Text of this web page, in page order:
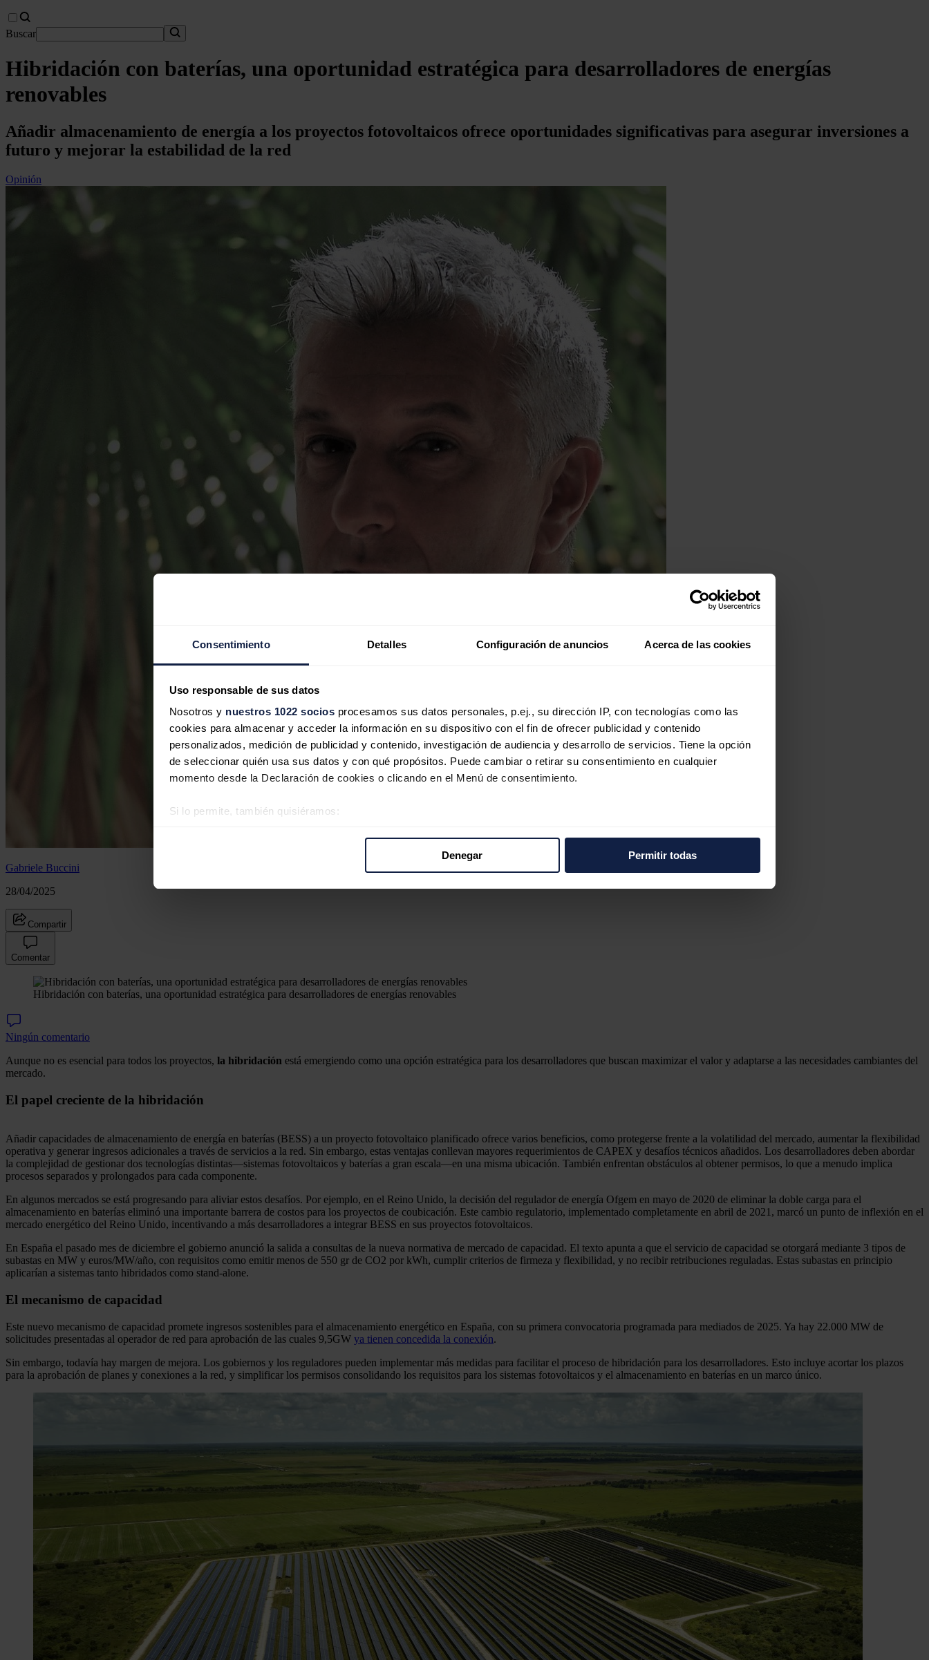
Consentimiento Detalles Configuración de anuncios Acerca de las cookies
Uso responsable de sus datos
Nosotros y nuestros 1022 socios procesamos sus datos personales, p.ej., su dirección IP, con tecnologías como las
cookies para almacenar y acceder la información en su dispositivo con el fin de ofrecer publicidad y contenido
personalizados, medición de publicidad y contenido, investigación de audiencia y desarrollo de servicios. Tiene la opción
de seleccionar quién usa sus datos y con qué propósitos. Puede cambiar o retirar su consentimiento en cualquier
momento desde la Declaración de cookies o clicando en el Menú de consentimiento.
Si lo permite, también quisiéramos:
Denegar Permitir todas
Buscar
Hibridación con baterías, una oportunidad estratégica para desarrolladores de energías
renovables
Añadir almacenamiento de energía a los proyectos fotovoltaicos ofrece oportunidades significativas para asegurar inversiones a
futuro y mejorar la estabilidad de la red
Opinión
Gabriele Buccini
28/04/2025
Compartir
Comentar
Hibridación con baterías, una oportunidad estratégica para desarrolladores de energías renovables
Ningún comentario
Aunque no es esencial para todos los proyectos, la hibridación está emergiendo como una opción estratégica para los desarrolladores que buscan maximizar el valor y adaptarse a las necesidades cambiantes del
mercado.
El papel creciente de la hibridación
Añadir capacidades de almacenamiento de energía en baterías (BESS) a un proyecto fotovoltaico planificado ofrece varios beneficios, como protegerse frente a la volatilidad del mercado, aumentar la flexibilidad
operativa y generar ingresos adicionales a través de servicios a la red. Sin embargo, estas ventajas conllevan mayores requerimientos de CAPEX y desafíos técnicos añadidos. Los desarrolladores deben abordar
la complejidad de gestionar dos tecnologías distintas—sistemas fotovoltaicos y baterías a gran escala—en una misma ubicación. También enfrentan obstáculos al obtener permisos, lo que a menudo implica
procesos separados y prolongados para cada componente.
En algunos mercados se está progresando para aliviar estos desafíos. Por ejemplo, en el Reino Unido, la decisión del regulador de energía Ofgem en mayo de 2020 de eliminar la doble carga para el
almacenamiento en baterías eliminó una importante barrera de costos para los proyectos de coubicación. Este cambio regulatorio, implementado completamente en abril de 2021, marcó un punto de inflexión en el
mercado energético del Reino Unido, incentivando a más desarrolladores a integrar BESS en sus proyectos fotovoltaicos.
En España el pasado mes de diciembre el gobierno anunció la salida a consultas de la nueva normativa de mercado de capacidad. El texto apunta a que el servicio de capacidad se otorgará mediante 3 tipos de
subastas en MW y euros/MW/año, con requisitos como emitir menos de 550 gr de CO2 por kWh, cumplir criterios de firmeza y flexibilidad, y no recibir retribuciones reguladas. Estas subastas en principio
aplicarían a sistemas tanto hibridados como stand-alone.
El mecanismo de capacidad
Este nuevo mecanismo de capacidad promete ingresos sostenibles para el almacenamiento energético en España, con su primera convocatoria programada para mediados de 2025. Ya hay 22.000 MW de
solicitudes presentadas al operador de red para aprobación de las cuales 9,5GW ya tienen concedida la conexión.
Sin embargo, todavía hay margen de mejora. Los gobiernos y los reguladores pueden implementar más medidas para facilitar el proceso de hibridación para los desarrolladores. Esto incluye acortar los plazos
para la aprobación de planes y conexiones a la red, y simplificar los permisos consolidando los requisitos para los sistemas fotovoltaicos y el almacenamiento en baterías en un marco único.